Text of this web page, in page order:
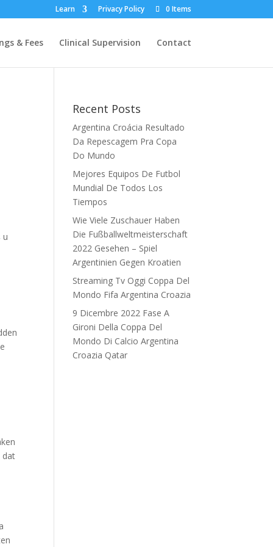
Learn Privacy Policy 0 Items
& Fees Clinical Supervision Contact
u
dat
Recent Posts
Argentina Croácia Resultado
Da Repescagem Pra Copa
Do Mundo
Mejores Equipos De Futbol
Mundial De Todos Los
Tiempos
Wie Viele Zuschauer Haben
Die Fußballweltmeisterschaft
2022 Gesehen – Spiel
Argentinien Gegen Kroatien
Streaming Tv Oggi Coppa Del
Mondo Fifa Argentina Croazia
9 Dicembre 2022 Fase A
Gironi Della Coppa Del
Mondo Di Calcio Argentina
Croazia Qatar